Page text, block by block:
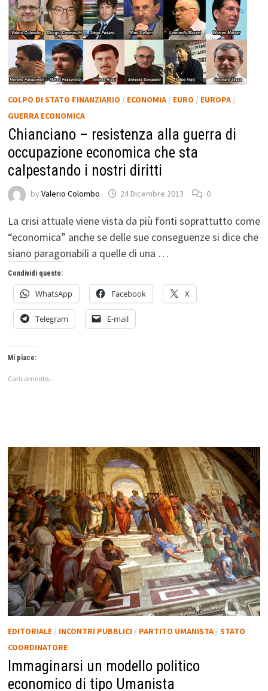
COLPO DI STATO FINANZIARIO / ECONOMIA/ EURO / EUROPA/
GUERRA ECONOMICA
Chianciano – resistenza alla guerra di
occupazione economica che sta
calpestando i nostri diritti
by Valerio Colombo 24 Dicembre 2013 0
La crisi attuale viene vista da più fonti soprattutto come
“economica” anche se delle sue conseguenze si dice che
siano paragonabili a quelle di una …
Condividi questo:
WhatsApp Facebook X
Telegram E-mail
Mi piace:
Caricamento...
EDITORIALE/ INCONTRI PUBBLICI / PARTITO UMANISTA/ STATO
COORDINATORE
Immaginarsi un modello politico
economico di tipo Umanista